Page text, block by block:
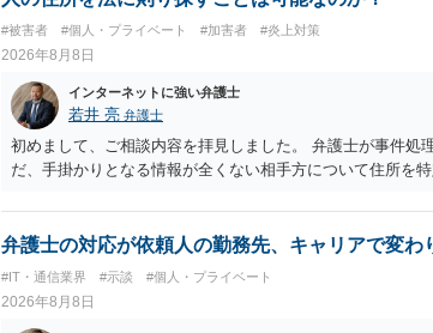
#被害者 #個人・プライベート #加害者 #炎上対策
2026年8月8日
インターネットに強い弁護士
若井 亮 弁護士
初めまして、ご相談内容を拝見しました。 弁護士が事件処
だ、手掛かりとなる情報が全くない相手方について住所を特
弁護士の対応が依頼人の勤務先、キャリアで変わ
#IT・通信業界 #示談 #個人・プライベート
2026年8月8日